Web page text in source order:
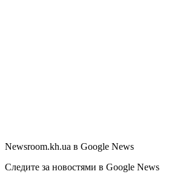
Newsroom.kh.ua в Google News
Следите за новостями в Google News